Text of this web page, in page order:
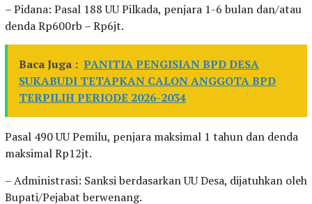
– Pidana: Pasal 188 UU Pilkada, penjara 1-6 bulan dan/atau
denda Rp600rb – Rp6jt.
Baca Juga : PANITIA PENGISIAN BPD DESA
SUKABUDI TETAPKAN CALON ANGGOTA BPD
TERPILIH PERIODE 2026-2034
Pasal 490 UU Pemilu, penjara maksimal 1 tahun dan denda
maksimal Rp12jt.
– Administrasi: Sanksi berdasarkan UU Desa, dijatuhkan oleh
Bupati/Pejabat berwenang.